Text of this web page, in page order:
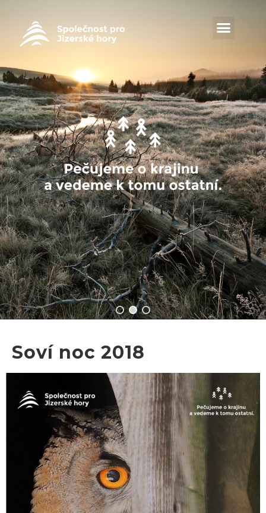
Soví noc 2018